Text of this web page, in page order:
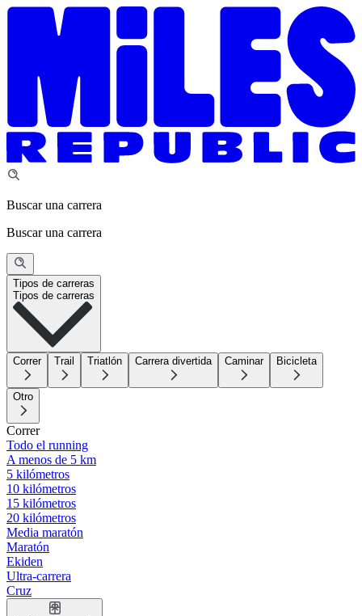
Buscar una carrera
Buscar una carrera
Tipos de carreras
Tipos de carreras
Correr Trail Triatlón Carrera divertida Caminar Bicicleta
Otro
Correr
Todo el running
A menos de 5 km
5 kilómetros
10 kilómetros
15 kilómetros
20 kilómetros
Media maratón
Maratón
Ekiden
Ultra-carrera
Cruz